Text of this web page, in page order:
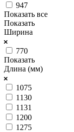
947
Показать все
Показать
Ширина
770
Показать
Длина (мм)
1075
1130
1131
1200
1275